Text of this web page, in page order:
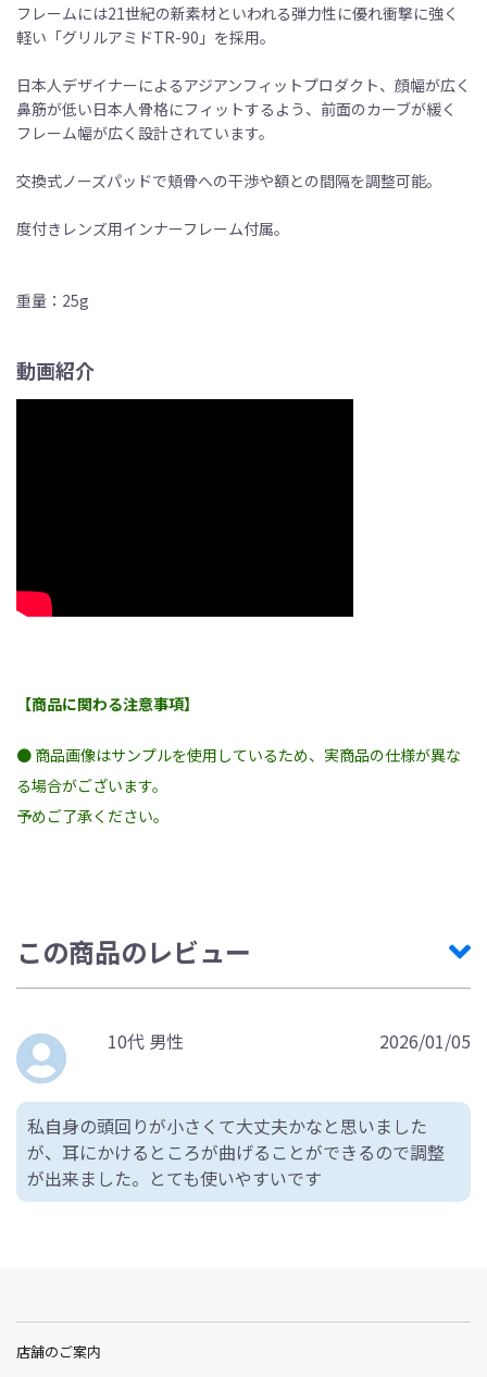
フレームには21世紀の新素材といわれる弾力性に優れ衝撃に強く
軽い「グリルアミドTR-90」を採用。
日本人デザイナーによるアジアンフィットプロダクト、顔幅が広く
鼻筋が低い日本人骨格にフィットするよう、前面のカーブが緩く
フレーム幅が広く設計されています。
交換式ノーズパッドで頬骨への干渉や額との間隔を調整可能。
度付きレンズ用インナーフレーム付属。
重量：25g
動画紹介
【商品に関わる注意事項】
● 商品画像はサンプルを使用しているため、実商品の仕様が異な
る場合がございます。
予めご了承ください。
この商品のレビュー
10代 男性 2026/01/05
私自身の頭回りが小さくて大丈夫かなと思いました
が、耳にかけるところが曲げることができるので調整
が出来ました。とても使いやすいです
店舗のご案内